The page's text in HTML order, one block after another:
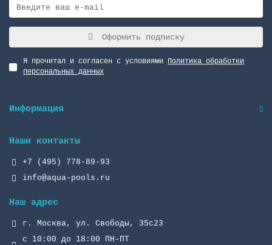
Оформить подписку
Я прочитал и согласен с условиями Политика обработки
персональных данных
Информация
Наши контакты
+7 (495) 778-89-93
info@aqua-pools.ru
Наш адрес
г. Москва, ул. Свободы, 35с23
с 10:00 до 18:00 ПН-ПТ